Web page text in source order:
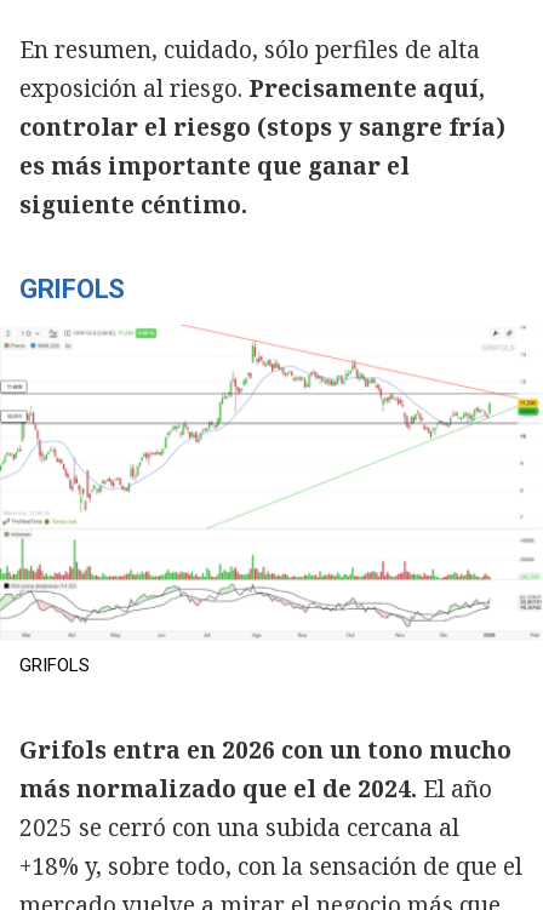
En resumen, cuidado, sólo perfiles de alta
exposición al riesgo. Precisamente aquí,
controlar el riesgo (stops y sangre fría)
es más importante que ganar el
siguiente céntimo.
GRIFOLS
GRIFOLS
Grifols entra en 2026 con un tono mucho
más normalizado que el de 2024. El año
2025 se cerró con una subida cercana al
+18% y, sobre todo, con la sensación de que el